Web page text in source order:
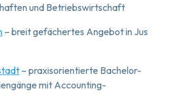
und Betriebswirtschaft
– breit gefächertes Angebot in Jus
– praxisorientierte Bachelor-
mit Accounting-